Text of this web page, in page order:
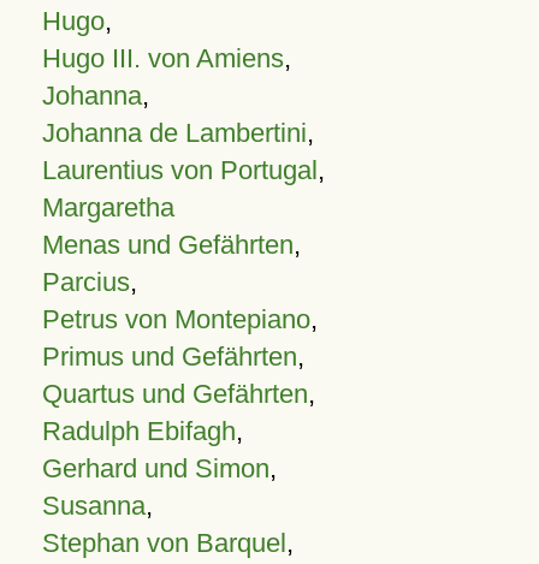
Hugo,
Hugo III. von Amiens,
Johanna,
Johanna de Lambertini,
Laurentius von Portugal,
Margaretha
Menas und Gefährten,
Parcius,
Petrus von Montepiano,
Primus und Gefährten,
Quartus und Gefährten,
Radulph Ebifagh,
Gerhard und Simon,
Susanna,
Stephan von Barquel,